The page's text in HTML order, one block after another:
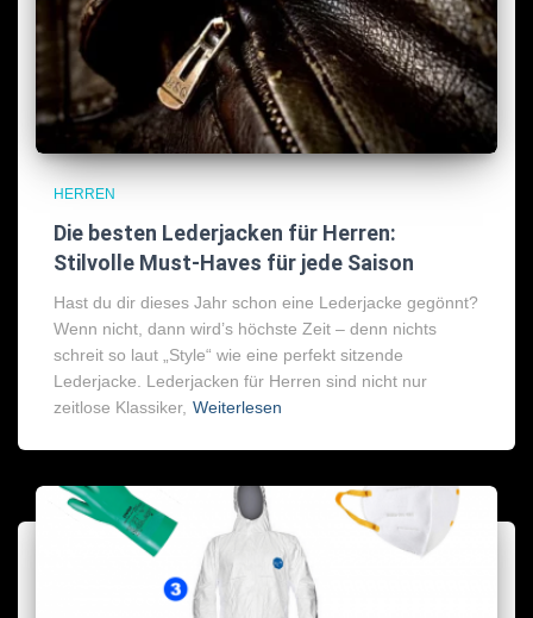
HERREN
Die besten Lederjacken für Herren:
Stilvolle Must-Haves für jede Saison
Hast du dir dieses Jahr schon eine Lederjacke gegönnt?
Wenn nicht, dann wird’s höchste Zeit – denn nichts
schreit so laut „Style“ wie eine perfekt sitzende
Lederjacke. Lederjacken für Herren sind nicht nur
zeitlose Klassiker, Weiterlesen